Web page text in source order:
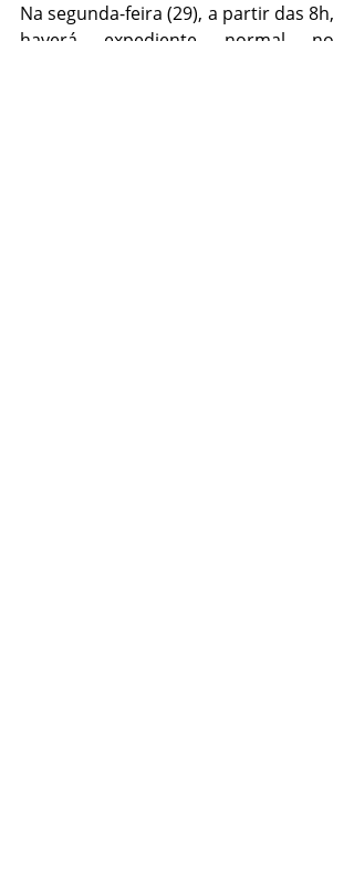
Na segunda-feira (29), a partir das 8h,
haverá expediente normal no